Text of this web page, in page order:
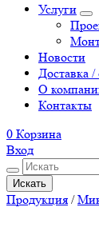
Услуги
Новости
Доставка /
О
Контакты
0 Корзина
Вход
Искать
Продукция /